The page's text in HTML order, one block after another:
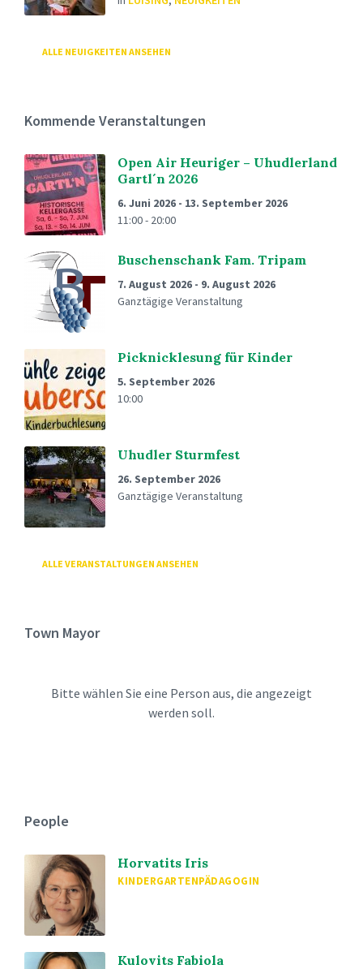
ALLE NEUIGKEITEN ANSEHEN
Kommende Veranstaltungen
Open Air Heuriger – Uhudlerland
Gartl´n 2026
6. Juni 2026 - 13. September 2026
11:00 - 20:00
Buschenschank Fam. Tripam
7. August 2026 - 9. August 2026
Ganztägige Veranstaltung
Picknicklesung für Kinder
5. September 2026
10:00
Uhudler Sturmfest
26. September 2026
Ganztägige Veranstaltung
ALLE VERANSTALTUNGEN ANSEHEN
Town Mayor
Bitte wählen Sie eine Person aus, die angezeigt
werden soll.
People
Horvatits Iris
KINDERGARTENPÄDAGOGIN
Kulovits Fabiola